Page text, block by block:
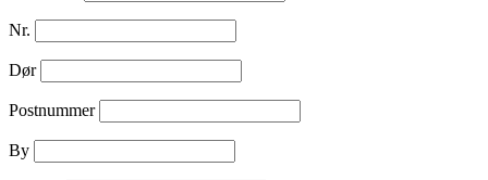
Nr.
Dør
Postnummer
By